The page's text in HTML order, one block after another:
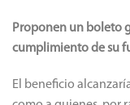
Proponen un boleto
cumplimiento de su
El beneficio